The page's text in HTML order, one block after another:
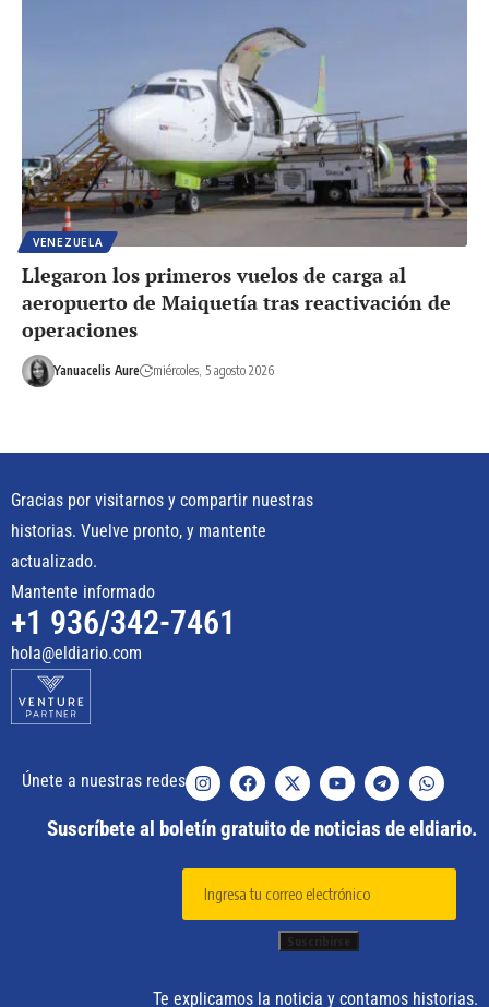
VENEZUELA
Llegaron los primeros vuelos de carga al
aeropuerto de Maiquetía tras reactivación de
operaciones
Yanuacelis Aure miércoles, 5 agosto 2026
Gracias por visitarnos y compartir nuestras
historias. Vuelve pronto, y mantente
actualizado.
Mantente informado
+1 936/342-7461
hola@eldiario.com
Únete a nuestras redes
Suscríbete al boletín gratuito de noticias de eldiario.
Te explicamos la noticia y contamos historias.